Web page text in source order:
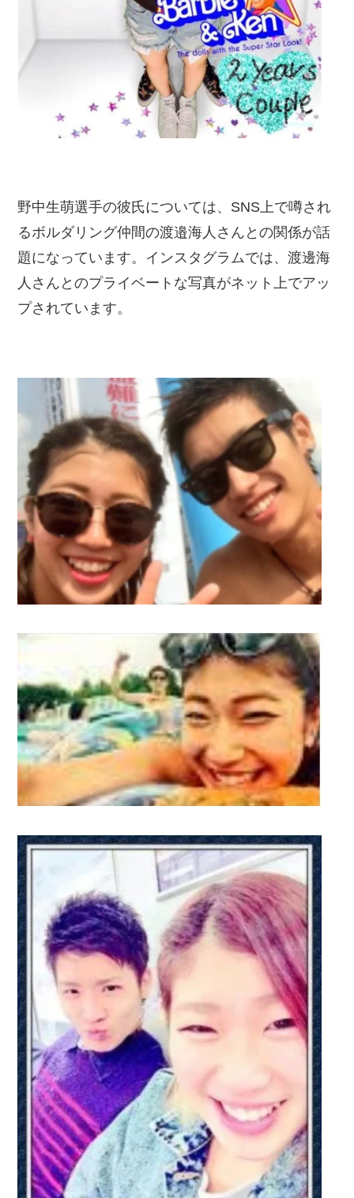
野中生萌選手の彼氏については、SNS上で噂され
るボルダリング仲間の渡邉海人さんとの関係が話
題になっています。インスタグラムでは、渡邊海
人さんとのプライベートな写真がネット上でアッ
プされています。